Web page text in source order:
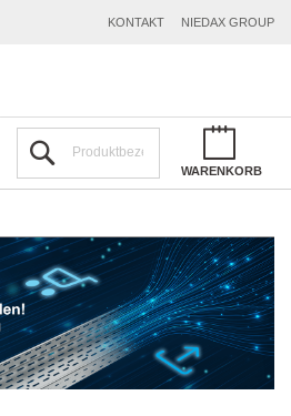
NIEDAX GROUP
KONTAKT
WARENKORB